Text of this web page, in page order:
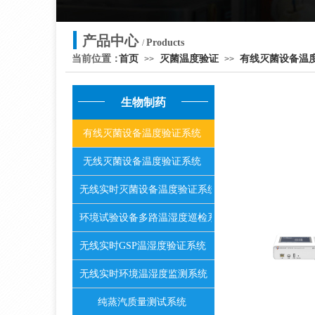
产品中心 /Products
当前位置：首页 >> 灭菌温度验证 >> 有线灭菌设备温
生物制药
有线灭菌设备温度验证系统
无线灭菌设备温度验证系统
无线实时灭菌设备温度验证系统
环境试验设备多路温湿度巡检系统
无线实时GSP温湿度验证系统
无线实时环境温湿度监测系统
纯蒸汽质量测试系统